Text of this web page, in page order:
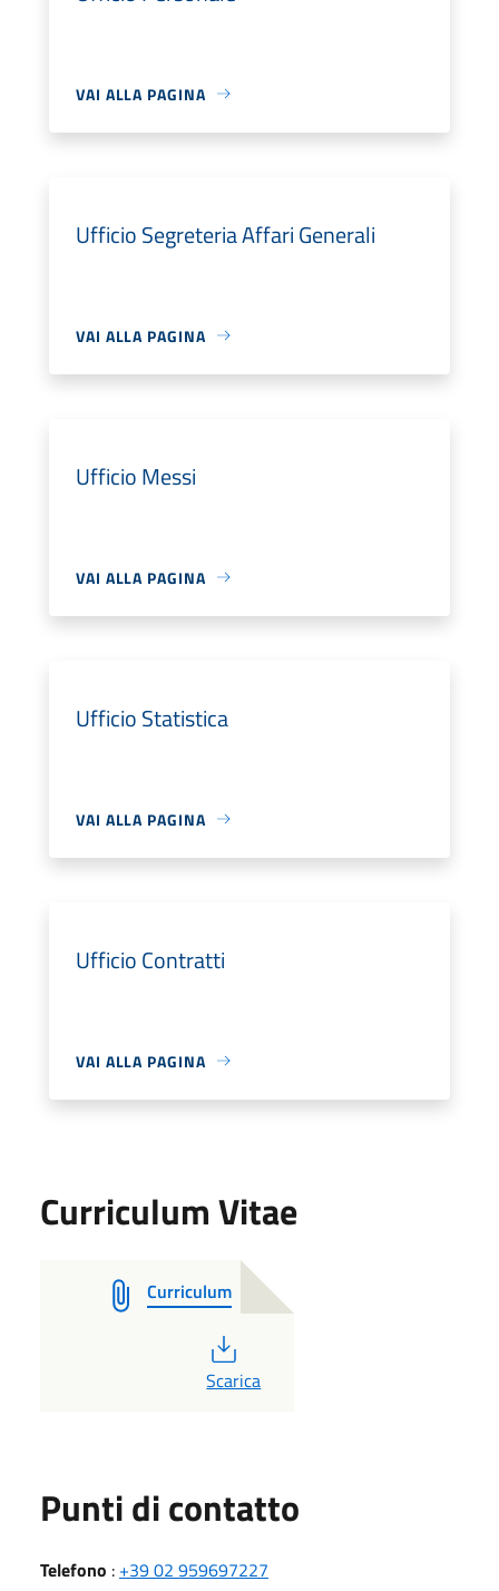
VAI ALLA PAGINA
Ufficio Segreteria Affari Generali
VAI ALLA PAGINA
Ufficio Messi
VAI ALLA PAGINA
Ufficio Statistica
VAI ALLA PAGINA
Ufficio Contratti
VAI ALLA PAGINA
Curriculum Vitae
Curriculum
PDF
Scarica
Punti di contatto
Telefono : +39 02 959697227